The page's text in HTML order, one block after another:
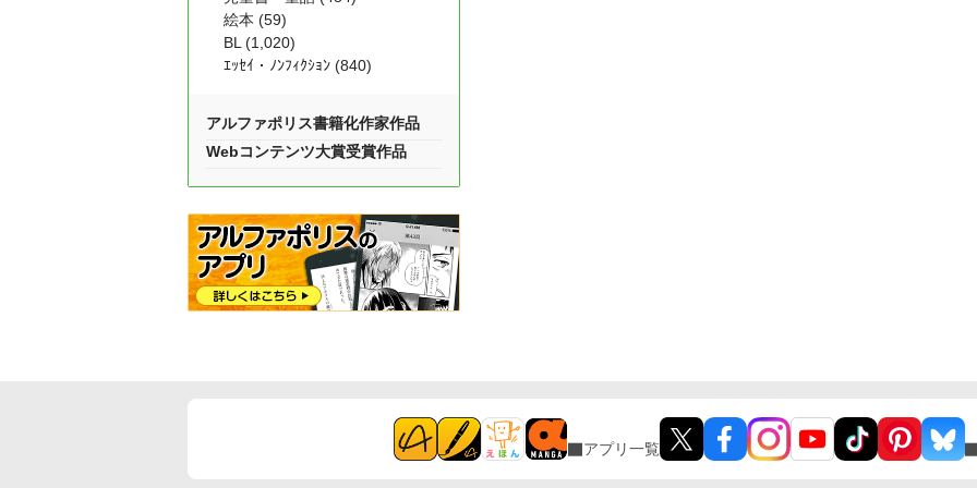
絵本 (59)
BL (1,020)
ｴｯｾｲ・ﾉﾝﾌｨｸｼｮﾝ (840)
アルファポリス書籍化作家作品
Webコンテンツ大賞受賞作品
アプリ一覧